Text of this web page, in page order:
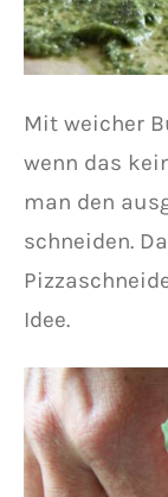
Mit weicher
wenn das
man den
schneiden.
Idee.